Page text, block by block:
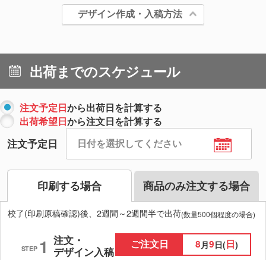
デザイン作成・入稿方法
出荷までのスケジュール
注文予定日から出荷日を計算する
出荷希望日から注文日を計算する
注文予定日
印刷する場合 商品のみ注文する場合
校了(印刷原稿確認)後、2週間～2週間半で出荷(数量500個程度の場合)
STEP 1 注文・
デザイン入稿
ご注文日 8 月9日(日)